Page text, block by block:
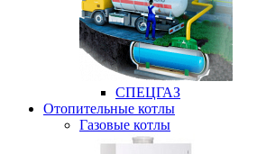
СПЕЦГАЗ
Отопительные котлы
Газовые котлы